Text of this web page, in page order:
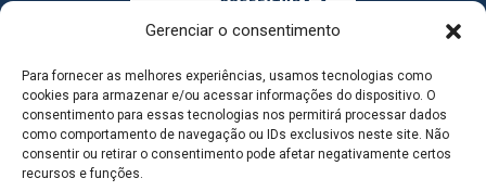
Gerenciar o consentimento
Para fornecer as melhores experiências, usamos tecnologias como
cookies para armazenar e/ou acessar informações do dispositivo. O
consentimento para essas tecnologias nos permitirá processar dados
como comportamento de navegação ou IDs exclusivos neste site. Não
consentir ou retirar o consentimento pode afetar negativamente certos
recursos e funções.
MAPA DO SITE